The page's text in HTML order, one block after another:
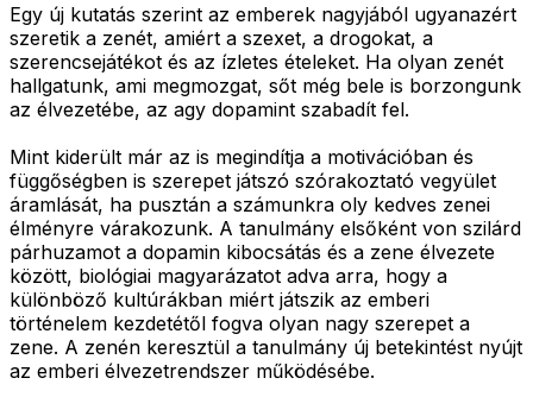
Egy új kutatás szerint az emberek nagyjából ugyanazért
szeretik a zenét, amiért a szexet, a drogokat, a
szerencsejátékot és az ízletes ételeket. Ha olyan zenét
hallgatunk, ami megmozgat, sőt még bele is borzongunk
az élvezetébe, az agy dopamint szabadít fel.
Mint kiderült már az is megindítja a motivációban és
függőségben is szerepet játszó szórakoztató vegyület
áramlását, ha pusztán a számunkra oly kedves zenei
élményre várakozunk. A tanulmány elsőként von szilárd
párhuzamot a dopamin kibocsátás és a zene élvezete
között, biológiai magyarázatot adva arra, hogy a
különböző kultúrákban miért játszik az emberi
történelem kezdetétől fogva olyan nagy szerepet a
zene. A zenén keresztül a tanulmány új betekintést nyújt
az emberi élvezetrendszer működésébe.